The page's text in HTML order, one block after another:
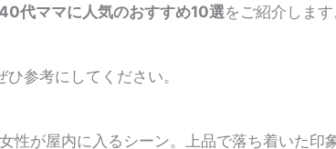
代ママに人気のおすすめ10選をご紹介しま
参考にしてください。